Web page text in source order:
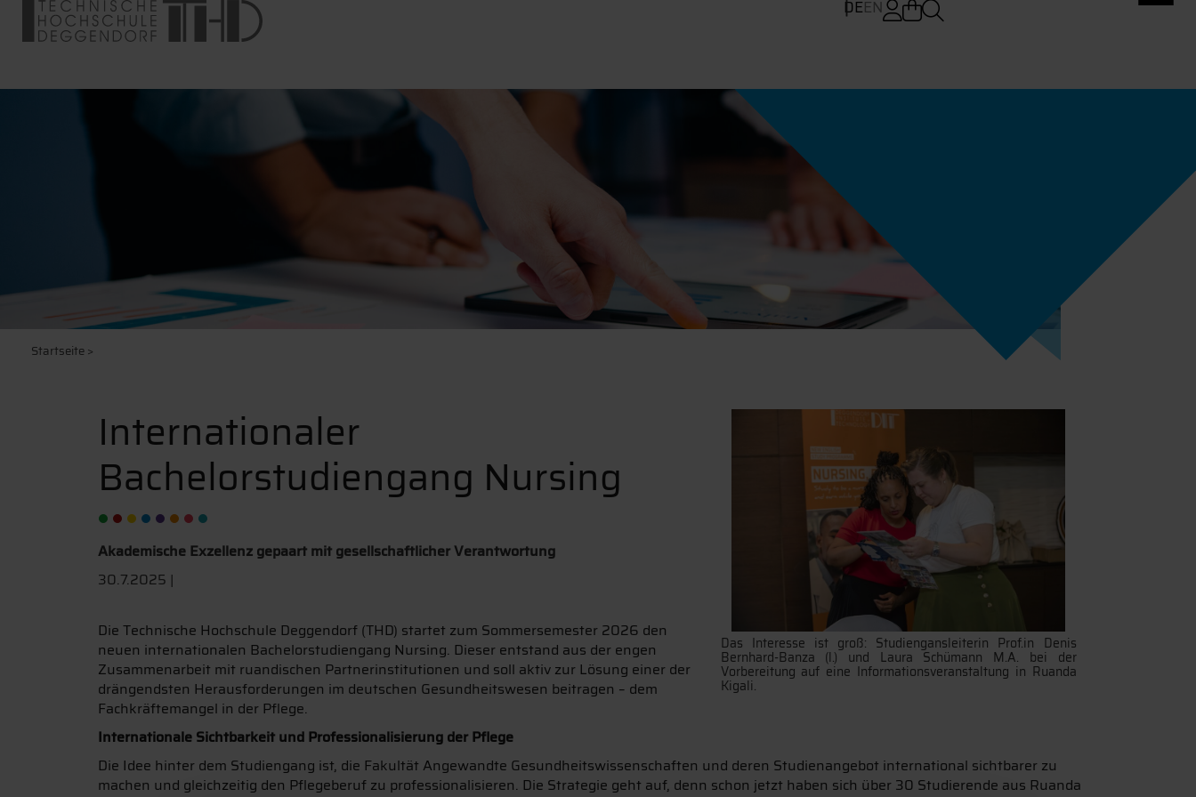
DEEN
Startseite>
Das Interesse ist groß: Studiengansleiterin Prof.in Denis
Bernhard-Banza (l.) und Laura Schümann M.A. bei der
Vorbereitung auf eine Informationsveranstaltung in Ruanda
Kigali.
Internationaler
Bachelorstudiengang Nursing
Akademische Exzellenz gepaart mit gesellschaftlicher Verantwortung
30.7.2025 |
Die Technische Hochschule Deggendorf (THD) startet zum Sommersemester 2026 den
neuen internationalen Bachelorstudiengang Nursing. Dieser entstand aus der engen
Zusammenarbeit mit ruandischen Partnerinstitutionen und soll aktiv zur Lösung einer der
drängendsten Herausforderungen im deutschen Gesundheitswesen beitragen – dem
Fachkräftemangel in der Pflege.
Internationale Sichtbarkeit und Professionalisierung der Pflege
Die Idee hinter dem Studiengang ist, die Fakultät Angewandte Gesundheitswissenschaften und deren Studienangebot international sichtbarer zu
machen und gleichzeitig den Pflegeberuf zu professionalisieren. Die Strategie geht auf, denn schon jetzt haben sich über 30 Studierende aus Ruanda